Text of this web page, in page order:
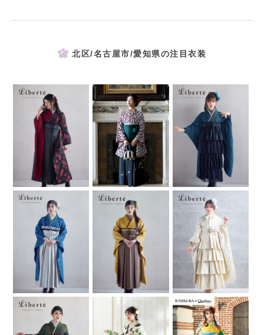
北区/名古屋市/愛知県の注目衣装